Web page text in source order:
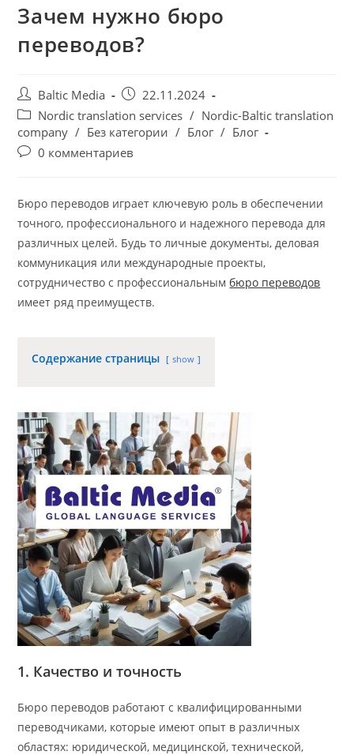
Зачем нужно бюро
переводов?
Автор
записи:
Baltic Media
Запись
опубликована:
22.11.2024
Рубрика
записи:
Nordic translation services / Nordic-Baltic translation
company / Без категории / Блог / Блог
Комментарии
0 комментариев
Бюро переводов играет ключевую роль в обеспечении
точного, профессионального и надежного перевода для
различных целей. Будь то личные документы, деловая
коммуникация или международные проекты,
сотрудничество с профессиональнымбюро переводов
имеет ряд преимуществ.
Содержание страницы show
1. Качество и точность
Бюро переводов работают с квалифицированными
переводчиками, которые имеют опыт в различных
областях: юридической, медицинской, технической,